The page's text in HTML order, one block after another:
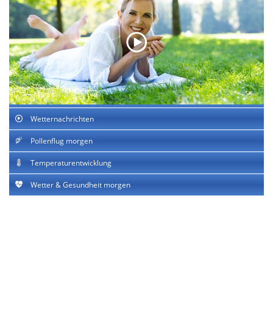
Wetternachrichten
Pollenflug morgen
Temperaturentwicklung
Wetter & Gesundheit morgen